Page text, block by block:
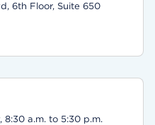
6th Floor, Suite 650
a.m. to 5:30 p.m.